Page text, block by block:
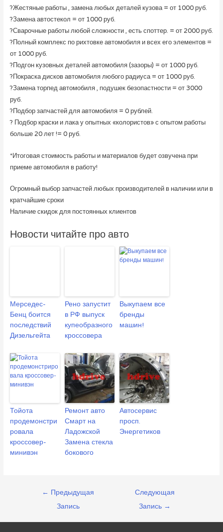
?Жестяные работы , замена любых деталей кузова = от 1000 руб.
?Замена автостекол = от 1000 руб.
?Сварочные работы любой сложности , есть споттер. = от 2000 руб.
?Полный комплекс по рихтовке автомобиля и всех его элементов =
от 1000 руб.
?Подгон кузовных деталей автомобиля (зазоры) = от 1000 руб.
?Покраска дисков автомобиля любого радиуса = от 1000 руб.
?Замена торпед автомобиля , подушек безопастности = от 3000
руб.
?Подбор запчастей для автомобиля = 0 рублей.
? Подбор краски и лака у опытных «колористов» с опытом работы
больше 20 лет != 0 руб.
*Итоговая стоимость работы и материалов будет озвучена при
приеме автомобиля в работу!
Огромный выбор запчастей любых производителей в наличии или в
кратчайшие сроки
Наличие скидок для постоянных клиентов
Новости читайте про авто
Мерседес-
Бенц боится
последствий
Дизельгейта
Рено запустит
в РФ выпуск
купеобразного
кроссовера
Выкупаем все
бренды
машин!
Тойота
продемонстри
ровала
кроссовер-
минивэн
Ремонт авто
Смарт на
Ладожской
Замена стекла
бокового
Автосервис
просп.
Энергетиков
Навигация
записям
← Предыдущая
Запись
Следующая
Запись →